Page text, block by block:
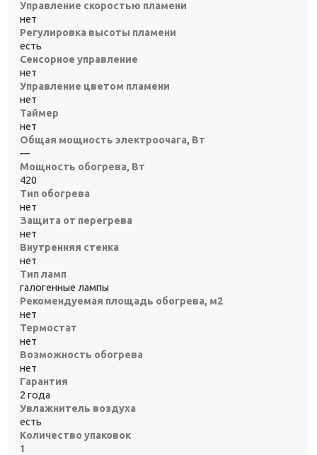
Управление скоростью пламени
нет
Регулировка высоты пламени
есть
Сенсорное управление
нет
Управление цветом пламени
нет
Таймер
нет
Общая мощность электроочага, Вт
—
Мощность обогрева, Вт
420
Тип обогрева
нет
Защита от перегрева
нет
Внутренняя стенка
нет
Тип ламп
галогенные лампы
Рекомендуемая площадь обогрева, м2
нет
Термостат
нет
Возможность обогрева
нет
Гарантия
2 года
Увлажнитель воздуха
есть
Количество упаковок
1